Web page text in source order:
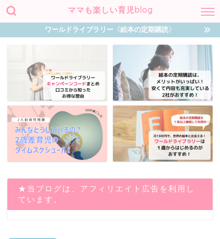
ママも楽しい育児blog
ワールドライブラリー〈絵本の定期購読〉
★当ブログは、アフィリエイト広告を利用し
ています。